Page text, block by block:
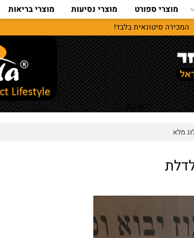
סיטונאית בלבד!
לחץ כאן
ספורט מוצרי נסיעות מוצרי בריאות